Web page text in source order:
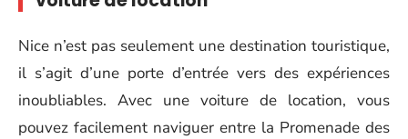
Nice n’est pas seulement une destination touristique,
il s’agit d’une porte d’entrée vers des expériences
inoubliables. Avec une voiture de location, vous
pouvez facilement naviguer entre la Promenade des